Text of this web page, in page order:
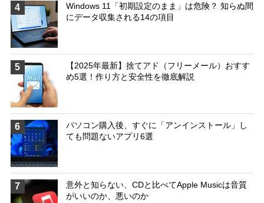
4
Windows 11「初期設定のまま」は危険？ 知らぬ間
にデータ収集される14の項目
5
【2025年最新】捨てアド（フリーメール）おすす
め5選！作り方と安全性を徹底解説
6
パソコン購入後、すぐに「アンインストール」し
ても問題ないアプリ6選
7
意外と知らない、CDと比べてApple Musicは音質
がいいのか、悪いのか